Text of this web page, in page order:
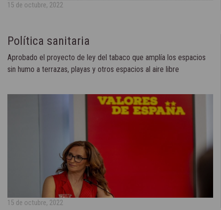
15 de octubre, 2022
Política sanitaria
Aprobado el proyecto de ley del tabaco que amplía los espacios
sin humo a terrazas, playas y otros espacios al aire libre
15 de octubre, 2022